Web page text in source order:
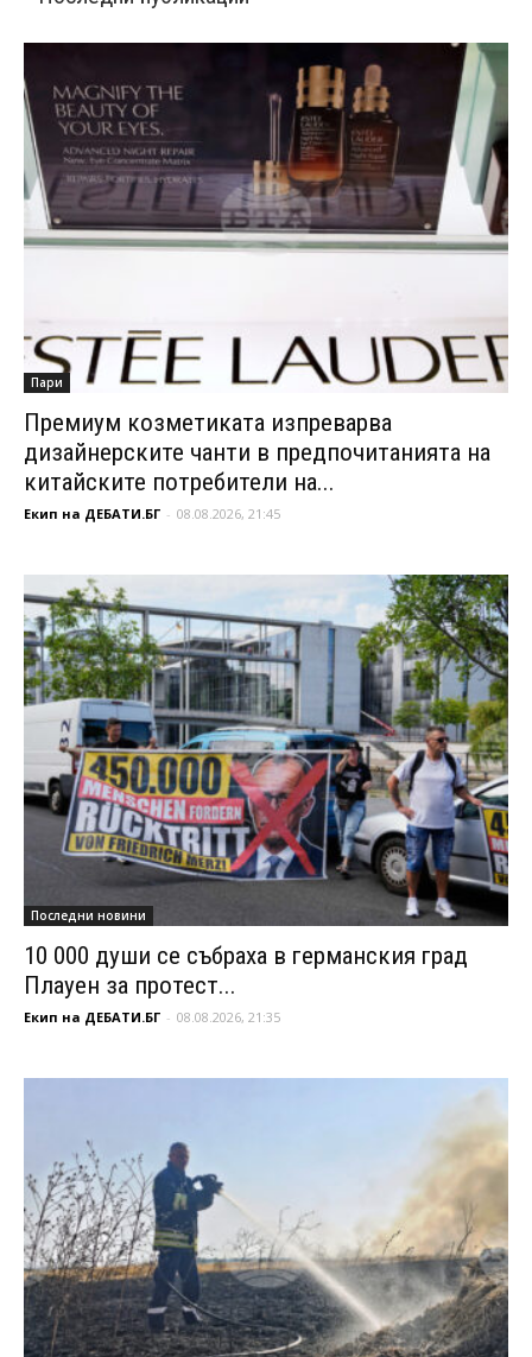
Пари
Премиум козметиката изпреварва
дизайнерските чанти в предпочитанията на
китайските потребители на...
Екип на ДЕБАТИ.БГ - 08.08.2026, 21:45
Последни новини
10 000 души се събраха в германския град
Плауен за протест...
Екип на ДЕБАТИ.БГ - 08.08.2026, 21:35